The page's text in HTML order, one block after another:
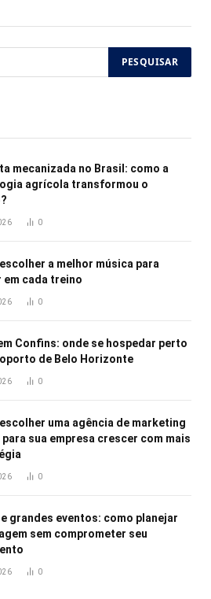
mecanizada no Brasil: como a
agrícola transformou o
0
a melhor música para
em cada treino
0
Confins: onde se hospedar perto
de Belo Horizonte
0
uma agência de marketing
sua empresa crescer com mais
0
e grandes eventos: como planejar
sem comprometer seu
0